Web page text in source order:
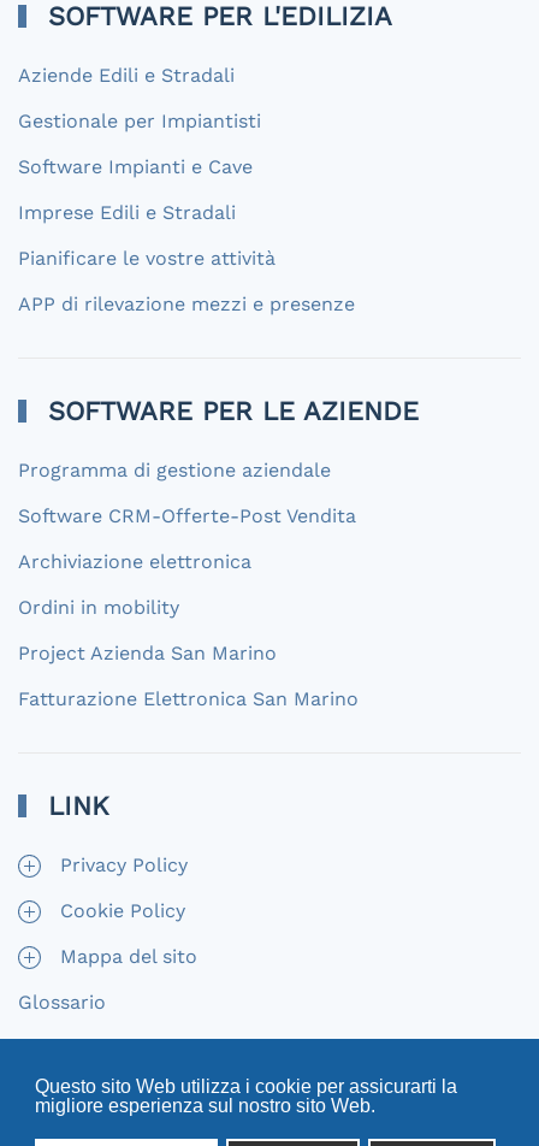
Questo sito Web utilizza i cookie per assicurarti la
migliore esperienza sul nostro sito Web.
SOFTWARE PER L'EDILIZIA
Aziende Edili e Stradali
Gestionale per Impiantisti
Software Impianti e Cave
Imprese Edili e Stradali
Pianificare le vostre attività
APP di rilevazione mezzi e presenze
SOFTWARE PER LE AZIENDE
Programma di gestione aziendale
Software CRM-Offerte-Post Vendita
Archiviazione elettronica
Ordini in mobility
Project Azienda San Marino
Fatturazione Elettronica San Marino
LINK
Privacy Policy
Cookie Policy
Mappa del sito
Glossario